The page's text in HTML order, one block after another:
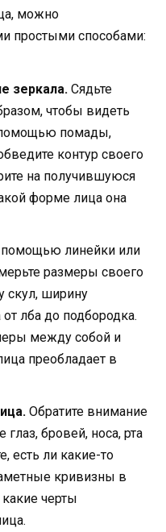
можно
простыми способами:
зеркала. Сядьте
чтобы видеть
помады,
контур своего
на получившуюся
форме лица она
линейки или
размеры своего
скул, ширину
лба до подбородка.
между собой и
преобладает в
Обратите внимание
бровей, носа, рта
есть ли какие-то
кривизны в
какие черты